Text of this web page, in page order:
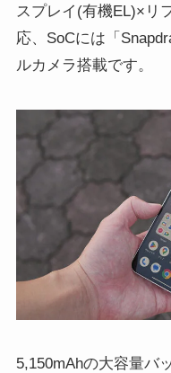
スプレイ(有機EL)×リ
応、SoCには「
ルカメラ搭載です。
5,150mAhの大容量バ